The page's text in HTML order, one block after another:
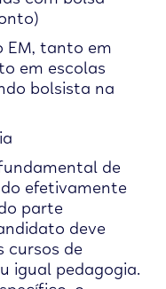
EM, tanto em
em escolas
bolsista na
de
efetivamente
parte
deve
cursos de
igual pedagogia.